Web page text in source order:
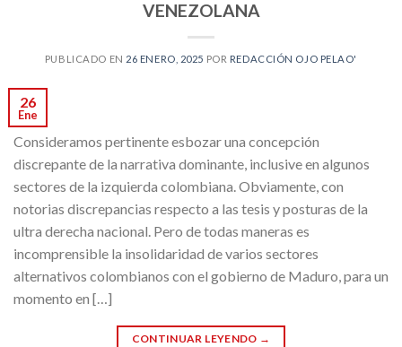
VENEZOLANA
PUBLICADO EN 26 ENERO, 2025 POR REDACCIÓN OJO PELAO'
26
Ene
Consideramos pertinente esbozar una concepción
discrepante de la narrativa dominante, inclusive en algunos
sectores de la izquierda colombiana. Obviamente, con
notorias discrepancias respecto a las tesis y posturas de la
ultra derecha nacional. Pero de todas maneras es
incomprensible la insolidaridad de varios sectores
alternativos colombianos con el gobierno de Maduro, para un
momento en […]
CONTINUAR LEYENDO →